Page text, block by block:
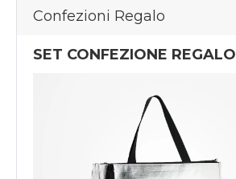
Confezioni Regalo
SET CONFEZIONE REGALO